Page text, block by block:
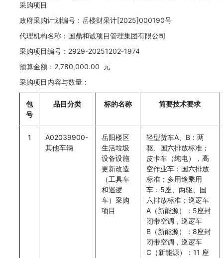
采购项目
政府采购计划编号：岳楼财采计[2025]000190号
代理机构名称：国鼎和诚项目管理集团有限公司
采购项目编号：2929-20251202-1974
预算金额：2,780,000.00 元
采购项目内容与数量：
包
号
品目分类 标的名称 简要技术要求
1
A02039900-
其他车辆
岳阳楼区
生活垃圾
设备设施
更新改造
（工具车
和巡逻
车）采购
项目
轻型货车A、B：两
驱、国六排放标准；
皮卡车（纯电），高
空作业车：国六排放
标准；多用途乘用
车：5座、两驱、国
六排放标准；巡逻车
A（新能源）：5座封
闭带空调，巡逻车
B（新能源）：8座封
闭带空调，巡逻车
C（新能源）：11 座